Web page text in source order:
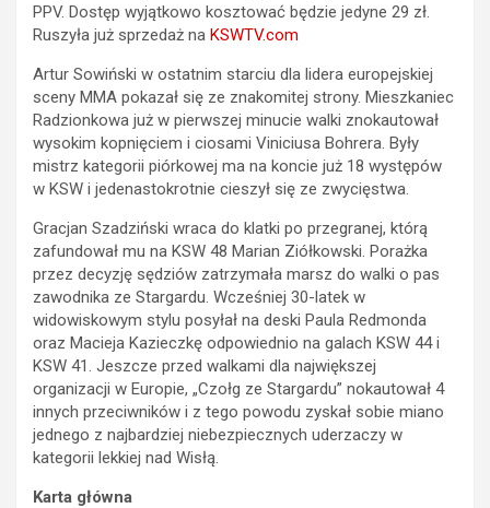
PPV. Dostęp wyjątkowo kosztować będzie jedyne 29 zł.
Ruszyła już sprzedaż na KSWTV.com
Artur Sowiński w ostatnim starciu dla lidera europejskiej
sceny MMA pokazał się ze znakomitej strony. Mieszkaniec
Radzionkowa już w pierwszej minucie walki znokautował
wysokim kopnięciem i ciosami Viniciusa Bohrera. Były
mistrz kategorii piórkowej ma na koncie już 18 występów
w KSW i jedenastokrotnie cieszył się ze zwycięstwa.
Gracjan Szadziński wraca do klatki po przegranej, którą
zafundował mu na KSW 48 Marian Ziółkowski. Porażka
przez decyzję sędziów zatrzymała marsz do walki o pas
zawodnika ze Stargardu. Wcześniej 30-latek w
widowiskowym stylu posyłał na deski Paula Redmonda
oraz Macieja Kazieczkę odpowiednio na galach KSW 44 i
KSW 41. Jeszcze przed walkami dla największej
organizacji w Europie, „Czołg ze Stargardu” nokautował 4
innych przeciwników i z tego powodu zyskał sobie miano
jednego z najbardziej niebezpiecznych uderzaczy w
kategorii lekkiej nad Wisłą.
Karta główna